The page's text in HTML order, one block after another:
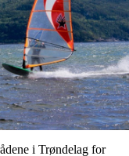
i Trøndelag for